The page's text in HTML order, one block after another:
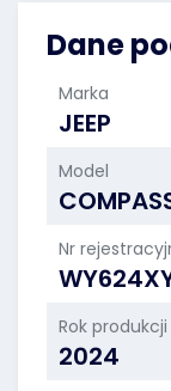
Dane
Marka
JEEP
Model
Nr
Rok produkcji
2024